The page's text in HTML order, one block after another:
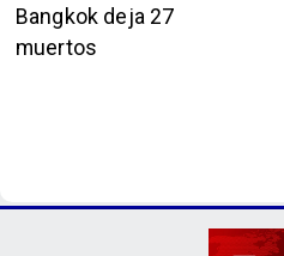
Bangkok deja 27
muertos